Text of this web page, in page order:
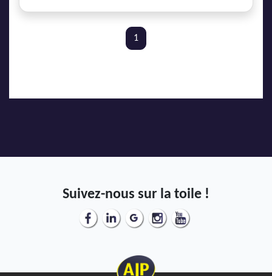
1
Suivez-nous sur la toile !